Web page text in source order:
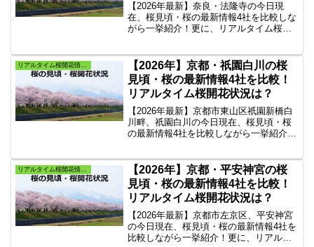
【2026年最新】奈良・法隆寺の今日現
在、桜見頃・桜の最新情報4社を比較しな
がら一挙紹介！更に、リアルタイム桜開
トから『法隆寺の桜』だけをピックアッ
プしリンク集にしてまとめました。
リアルタイム桜開花情報・よく当たる桜満開予想
【2026年】京都・祇園白川の桜
見頃・桜の最新情報4社を比較！
リアルタイム桜開花状況は？
【2026年最新】京都市東山区祇園新橋白
川畔、祇園白川の今日現在、桜見頃・桜
の最新情報4社を比較しながら一挙紹介！
載している人気4社のサイトから『祇園白
川の桜』だけをピックアップしリンク集
にしてまとめました。
リアルタイム桜開花情報・よく当たる桜満開予想
【2026年】京都・平安神宮の桜
見頃・桜の最新情報4社を比較！
リアルタイム桜開花状況は？
【2026年最新】京都市左京区、平安神宮
の今日現在、桜見頃・桜の最新情報4社を
比較しながら一挙紹介！更に、リアルタ